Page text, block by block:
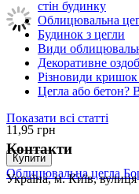
11,95 грн
Купити
Облицювальна цегла
стін будинку
Облицювальна
Будинок з цегли
Види
Декоративне
Різновиди кришок
Цегла або бетон?
Показати всі статті
Контакти
Україна, м. Київ,